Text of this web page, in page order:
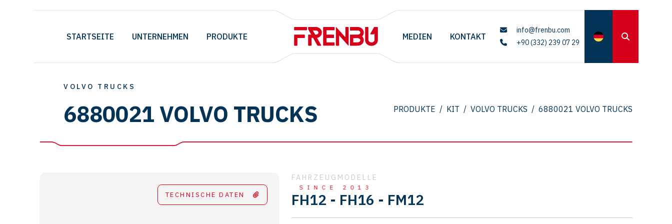
STARTSEITE UNTERNEHMEN PRODUKTE MEDIEN KONTAKT
info@frenbu.com
+90 (332) 239 07 29
SINCE 2013
VOLVO TRUCKS
6880021 VOLVO TRUCKS PRODUKTE / KIT / VOLVO TRUCKS / 6880021 VOLVO TRUCKS
TECHNISCHE DATEN
FAHRZEUGMODELLE
FH12 - FH16 - FM12